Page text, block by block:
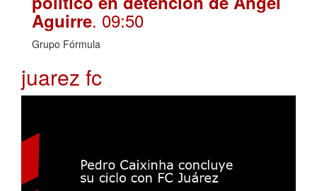
Aguirre. 09:50
Grupo Fórmula
juarez fc